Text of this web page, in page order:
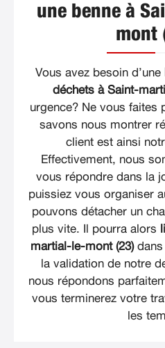
une benne à
mont
Vous avez besoin d’une
déchets à Saint-
urgence? Ne vous faites
savons nous montrer
client est ainsi
Effectivement, nous
vous répondre dans la
puissiez vous organiser
pouvons détacher un
plus vite. Il pourra alors
martial-le-mont (23)dans
la validation de notre
nous répondons
vous terminerez votre
les